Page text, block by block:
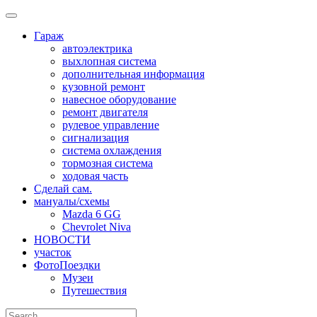
Skip
contentГараж
автоэлектрика
выхлопная система
дополнительная информация
кузовной ремонт
навесное оборудование
ремонт двигателя
рулевое управление
сигнализация
система охлаждения
тормозная система
ходовая часть
Сделай сам.
мануалы/схемы
Mazda 6 GG
Chevrolet Niva
НОВОСТИ
участок
ФотоПоездки
Музеи
Путешествия
Search